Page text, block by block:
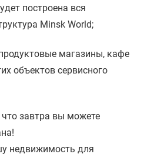
построена вся
Minsk World;
магазины, кафе
объектов сервисного
что завтра вы можете
недвижимость для